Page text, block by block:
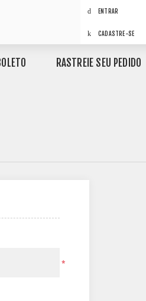
ENTRAR
CADASTRE-SE
RASTREIE SEU PEDIDO
*